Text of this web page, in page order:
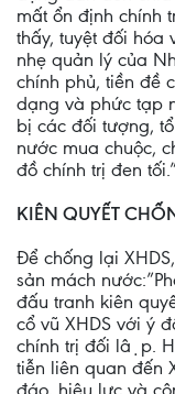
mất ổn định chính
thấy, tuyệt đối hóa
nhẹ quản lý của
chính phủ, tiền đề
dạng và phức tạp
bị các đối tượng,
nước mua chuộc,
đồ chính trị đen tối.”
KIÊN QUYẾT
Để chống lại
sản mách
đấu tranh kiên
cổ vũ XHDS với ý
chính trị đối lập.
tiễn liên quan đến
đáo, hiệu lực và